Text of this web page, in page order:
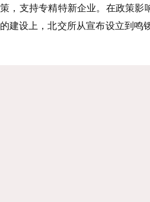
，支持专精特新企业。在政策影
建设上，北交所从宣布设立到鸣